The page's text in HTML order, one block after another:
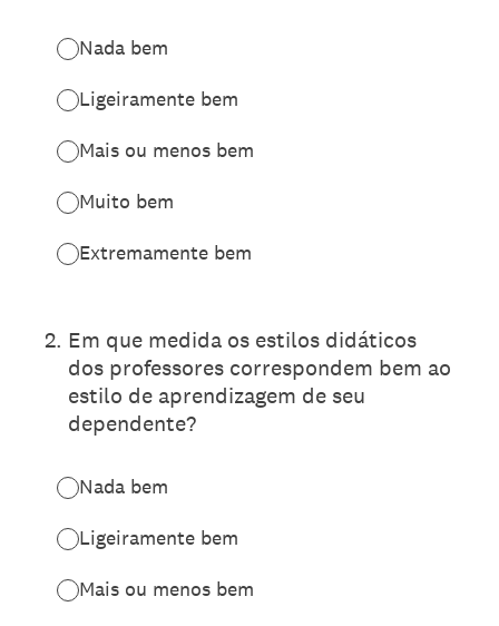
Nada bem
Ligeiramente bem
Mais ou menos bem
Muito bem
Extremamente bem
2. Em que medida os estilos didáticos
dos professores correspondem bem ao
estilo de aprendizagem de seu
dependente?
Nada bem
Ligeiramente bem
Mais ou menos bem